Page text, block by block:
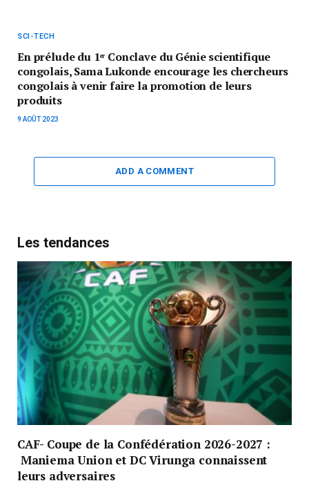
SCI-TECH
En prélude du 1ᵉʳ Conclave du Génie scientifique
congolais, Sama Lukonde encourage les chercheurs
congolais à venir faire la promotion de leurs
produits
9 AOÛT 2023
ADD A COMMENT
Les tendances
CAF- Coupe de la Confédération 2026-2027 :
Maniema Union et DC Virunga connaissent
leurs adversaires